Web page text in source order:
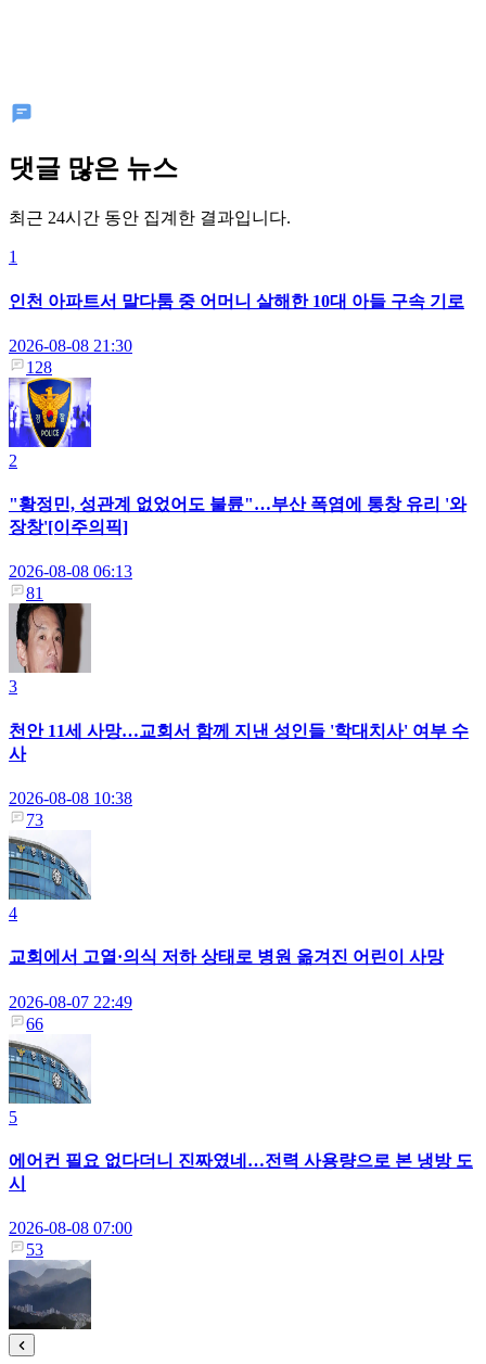
댓글 많은 뉴스
최근 24시간 동안 집계한 결과입니다.
1
인천 아파트서 말다툼 중 어머니 살해한 10대 아들 구속 기로
2026-08-08 21:30
128
2
"황정민, 성관계 없었어도 불륜"…부산 폭염에 통창 유리 '와
장창'[이주의픽]
2026-08-08 06:13
81
3
천안 11세 사망…교회서 함께 지낸 성인들 '학대치사' 여부 수
사
2026-08-08 10:38
73
4
교회에서 고열·의식 저하 상태로 병원 옮겨진 어린이 사망
2026-08-07 22:49
66
5
에어컨 필요 없다더니 진짜였네…전력 사용량으로 본 냉방 도
시
2026-08-08 07:00
53